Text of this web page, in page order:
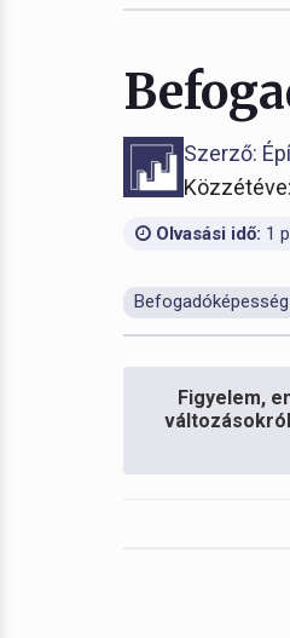
Szerző:
Olvasási idő: 1
Befogadóképesség
Figyelem,